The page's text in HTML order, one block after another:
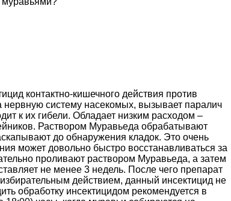
контактно-кишечного действия против
систему насекомых, вызывает паралич
к их гибели. Обладает низким расходом –
Раствором Муравьеда обрабатывают
до обнаружения кладок. Это очень
может довольно быстро восстанавливаться за
проливают раствором Муравьеда, а затем
не менее 3 недель. После чего препарат
действием, данный инсектицид не
обработку инсектицидом рекомендуется в